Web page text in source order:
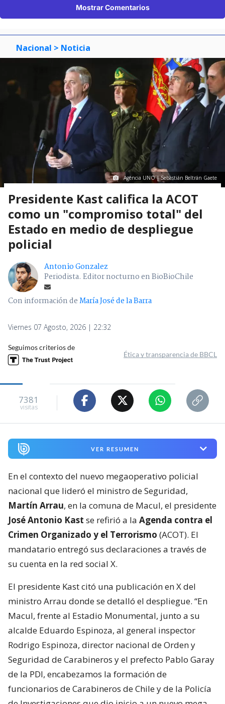
Mostrar Comentarios
Nacional > Noticia
Agencia UNO | Sebastián Beltrán Gaete
Presidente Kast califica la ACOT
como un "compromiso total" del
Estado en medio de despliegue
policial
Antonio Gonzalez
Periodista. Editor nocturno en BioBioChile
Con información deMaría José de la Barra
Viernes 07 Agosto, 2026 | 22:32
Seguimos criterios de
Ética y transparencia de BBCL
7381
visitas
VER RESUMEN
En el contexto del nuevo megaoperativo policial
nacional que lideró el ministro de Seguridad,
Martín Arrau, en la comuna de Macul, el presidente
José Antonio Kast se refirió a la Agenda contra el
Crimen Organizado y el Terrorismo (ACOT). El
mandatario entregó sus declaraciones a través de
su cuenta en la red social X.
El presidente Kast citó una publicación en X del
ministro Arrau donde se detalló el despliegue. “En
Macul, frente al Estadio Monumental, junto a su
alcalde Eduardo Espinoza, al general inspector
Rodrigo Espinoza, director nacional de Orden y
Seguridad de Carabineros y el prefecto Pablo Garay
de la PDI, encabezamos la formación de
funcionarios de Carabineros de Chile y de la Policía